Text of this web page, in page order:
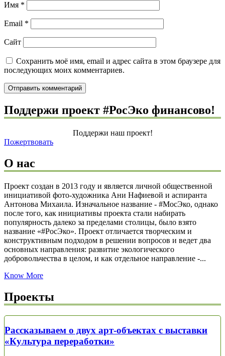
Имя *
Email *
Сайт
Сохранить моё имя, email и адрес сайта в этом браузере для
последующих моих комментариев.
Поддержи проект #РосЭко финансово!
Поддержи наш проект!
Пожертвовать
О нас
Проект создан в 2013 году и является личной общественной
инициативой фото-художника Ани Нафиевой и аспиранта
Антонова Михаила. Изначальное название - #МосЭко, однако
после того, как инициативы проекта стали набирать
популярность далеко за пределами столицы, было взято
название «#РосЭко». Проект отличается творческим и
конструктивным подходом в решении вопросов и ведет два
основных направления: развитие экологического
добровольчества в целом, и как отдельное направление -...
Know More
Проекты
Рассказываем о двух арт-объектах с выставки
«Культура переработки»